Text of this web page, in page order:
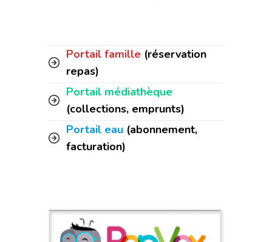
Portail famille (réservation
repas)
Portail médiathèque
(collections, emprunts)
Portail eau (abonnement,
facturation)